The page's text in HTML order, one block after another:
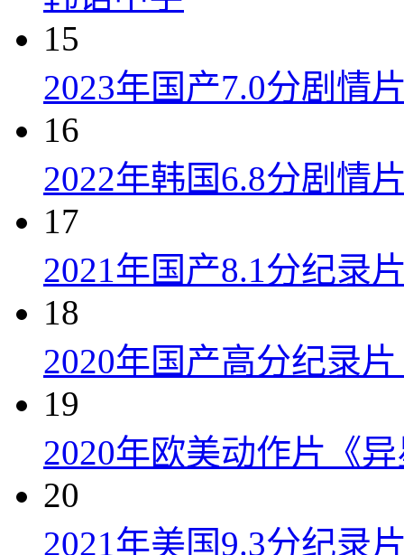
15
2023年国产7.0分剧情
16
2022年韩国6.8分剧情
17
2021年国产8.1分纪录
18
2020年国产高分纪录
19
2020年欧美动作片《
20
2021年美国9.3分纪录